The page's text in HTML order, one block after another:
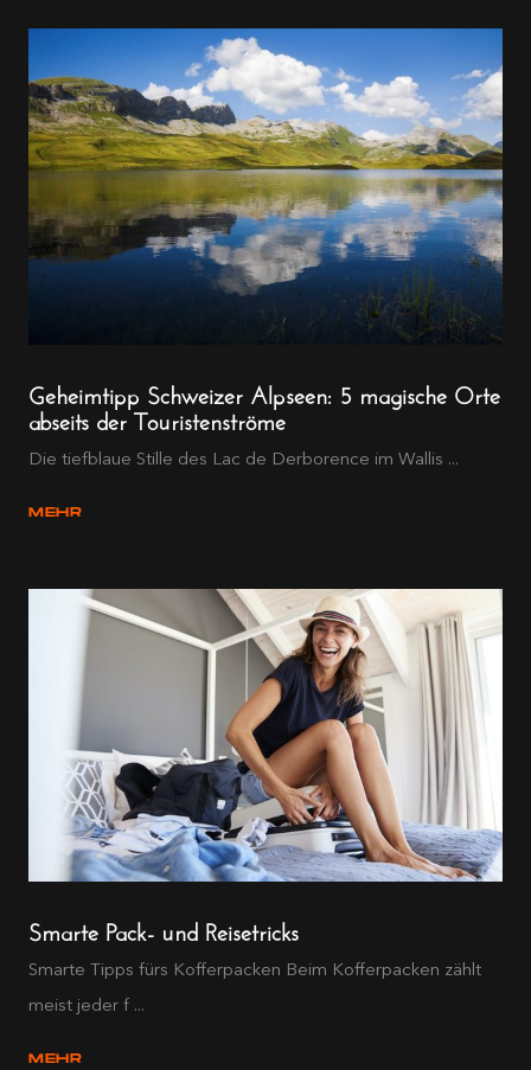
Geheimtipp Schweizer Alpseen: 5 magische Orte
abseits der Touristenströme
Die tiefblaue Stille des Lac de Derborence im Wallis ...
MEHR
Smarte Pack- und Reisetricks
Smarte Tipps fürs Kofferpacken Beim Kofferpacken zählt
meist jeder f ...
MEHR